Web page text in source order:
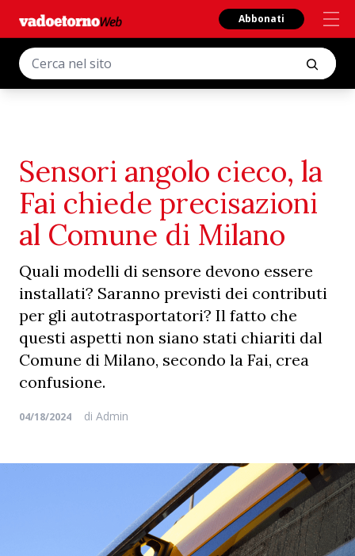
Abbonati
Sensori angolo cieco, la
Fai chiede precisazioni
al Comune di Milano
Quali modelli di sensore devono essere
installati? Saranno previsti dei contributi
per gli autotrasportatori? Il fatto che
questi aspetti non siano stati chiariti dal
Comune di Milano, secondo la Fai, crea
confusione.
04/18/2024 di Admin